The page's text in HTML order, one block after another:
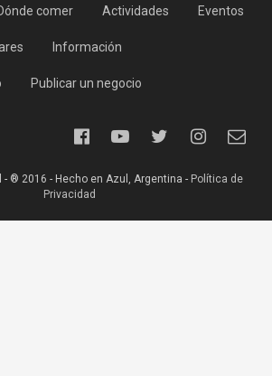
comer Actividades Eventos
Información
Publicar un negocio
® 2016 - Hecho en Azul, Argentina - Política de
Privacidad